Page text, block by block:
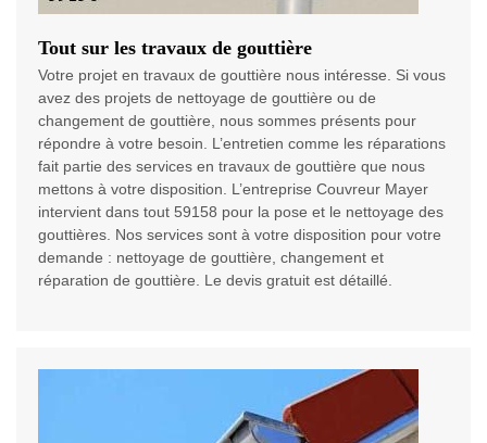
Tout sur les travaux de gouttière
Votre projet en travaux de gouttière nous intéresse. Si vous
avez des projets de nettoyage de gouttière ou de
changement de gouttière, nous sommes présents pour
répondre à votre besoin. L’entretien comme les réparations
fait partie des services en travaux de gouttière que nous
mettons à votre disposition. L’entreprise Couvreur Mayer
intervient dans tout 59158 pour la pose et le nettoyage des
gouttières. Nos services sont à votre disposition pour votre
demande : nettoyage de gouttière, changement et
réparation de gouttière. Le devis gratuit est détaillé.